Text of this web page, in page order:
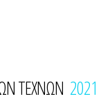
ΤΕΧΝΩΝ 2021